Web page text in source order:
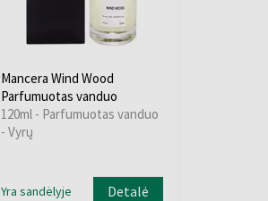
Mancera Wind Wood
Parfumuotas vanduo
120ml - Parfumuotas vanduo
- Vyrų
Yra sandėlyje Detalė